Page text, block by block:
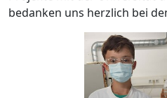
bedanken uns herzlich bei